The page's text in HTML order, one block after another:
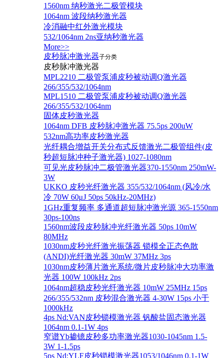
1560nm 纳秒激光二极管模块
1064nm 波段纳秒激光器
冷消融中红外激光模块
532/1064nm 2ns亚纳秒激光器
More>>
皮秒脉冲激光器子分类
皮秒脉冲激光器
​MPL2210 二极管泵浦皮秒被动调Q激光器
266/355/532/1064nm
MPL1510 二极管泵浦皮秒被动调Q激光器
266/355/532/1064nm
固体皮秒激光器
1064nm DFB 皮秒脉冲激光器 75.5ps 200uW
532nm高功率皮秒激光器
光纤耦合增益开关分布式反馈激光二极管组件(皮
秒超短脉冲种子激光器) 1027-1080nm
可见光皮秒脉冲二极管激光器370-1550nm 250mW-
3W
UKKO 皮秒光纤激光器 355/532/1064nm (风冷/水
冷 70W 60μJ 50ps 50kHz-20MHz)
1GHz重复频率 多通道超短脉冲激光源 365-1550nm
30ps-100ns
1560nm波段皮秒脉冲光纤激光器 50ps 10mW
80MHz
1030nm皮秒光纤激光振荡器 锁模全正态色散
(ANDI)光纤激光器 30mW 37MHz 3ps
1030nm皮秒薄片激光系统/微片皮秒脉冲大功率激
光器 100W 100kHz 2ps
1064nm超稳皮秒光纤激光器 10mW 25MHz 15ps
266/355/532nm 皮秒混合激光器 4-30W 15ps 小于
1000kHz
4ps Nd:VAN皮秒锁模激光器 钒酸盐固态激光器
1064nm 0.1-1W 4ps
窄谱Yb掺镱皮秒多功率激光器1030-1045nm 1.5-
3W 1-1.5ps
5ps Nd:YLF皮秒锁模激光器1053/1046nm 0.1-1W